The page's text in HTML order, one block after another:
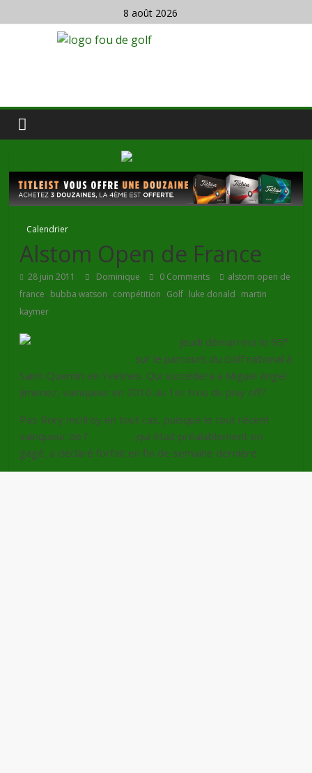
8 août 2026
Calendrier
Alstom Open de France
28 juin 2011 Dominique 0 Comments
alstom open de
france, bubba watson, compétition, Golf, luke donald, martin
kaymer
Jeudi démarrera le 95°
sur le parcours du Golf national à
Saint-Quentin en Yvelines. Qui succédera à Miguel Angel
Jimenez, vainqueur en 2010 au 1er trou du play off?
Pas Rory mcIlroy en tout cas, puisque le tout récent
vainqueur de l’
, qui était préalablement en
gagé, a déclaré forfait en fin de semaine dernière.